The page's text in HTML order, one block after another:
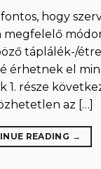
fontos, hogy
megfelelő
táplálék-/
érhetnek el
1. része
az […]
READING →